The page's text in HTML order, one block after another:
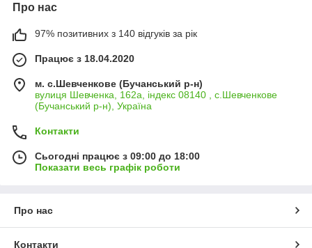
Про нас
97% позитивних з 140 відгуків за рік
Працює з 18.04.2020
м. с.Шевченкове (Бучанський р-н)
вулиця Шевченка, 162а, індекс 08140 , с.Шевченкове
(Бучанський р-н), Україна
Контакти
Сьогодні працює з 09:00 до 18:00
Показати весь графік роботи
Про нас
Контакти